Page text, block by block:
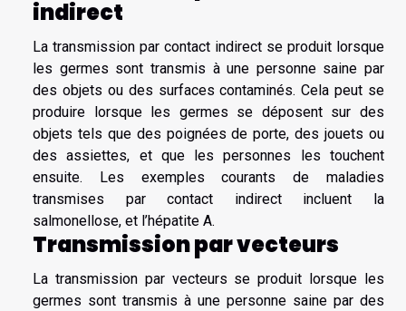
indirect
La transmission par contact indirect se produit lorsque
les germes sont transmis à une personne saine par
des objets ou des surfaces contaminés. Cela peut se
produire lorsque les germes se déposent sur des
objets tels que des poignées de porte, des jouets ou
des assiettes, et que les personnes les touchent
ensuite. Les exemples courants de maladies
transmises par contact indirect incluent la
salmonellose, et l’hépatite A.
Transmission par vecteurs
La transmission par vecteurs se produit lorsque les
germes sont transmis à une personne saine par des